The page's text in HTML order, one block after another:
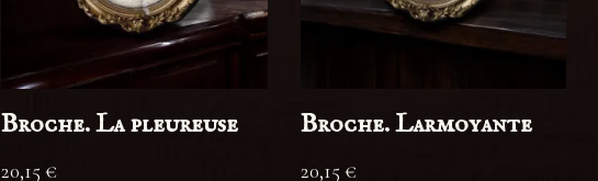
Broche. La pleureuse
20,15 €
Broche. Larmoyante
20,15 €